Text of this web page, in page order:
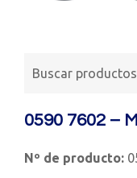
0590 7602 –
Nº de producto: